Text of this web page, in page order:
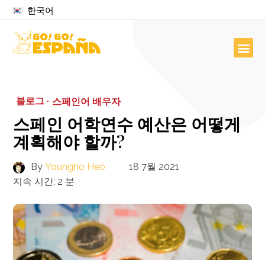
한국어
블로그 · 스페인어 배우자
스페인 어학연수 예산은 어떻게
계획해야 할까?
By Youngho Heo
18 7월 2021
지속 시간: 2 분